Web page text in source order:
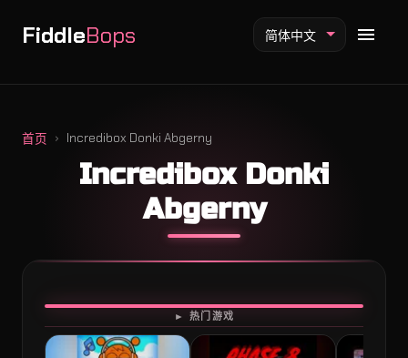
FiddleBops
Fiddlebops 模组
Incredibox 模组
Sprunki 模组
简体中文
首页 Incredibox Donki Abgerny
Incredibox Donki
Abgerny
► 热门游戏
开始游戏